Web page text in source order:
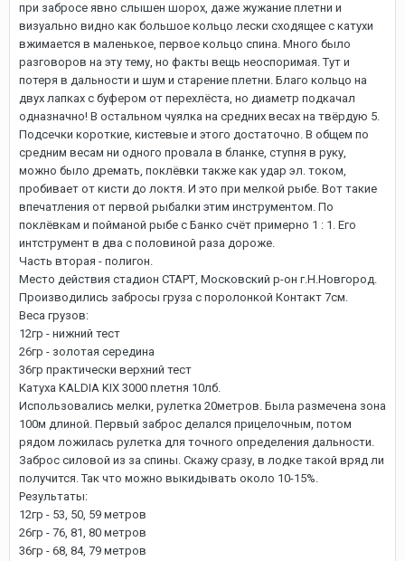
при забросе явно слышен шорох, даже жужание плетни и
визуально видно как большое кольцо лески сходящее с катухи
вжимается в маленькое, первое кольцо спина. Много было
разговоров на эту тему, но факты вещь неоспоримая. Тут и
потеря в дальности и шум и старение плетни. Благо кольцо на
двух лапках с буфером от перехлёста, но диаметр подкачал
одназначно! В остальном чуялка на средних весах на твёрдую 5.
Подсечки короткие, кистевые и этого достаточно. В общем по
средним весам ни одного провала в бланке, ступня в руку,
можно было дремать, поклёвки также как удар эл. током,
пробивает от кисти до локтя. И это при мелкой рыбе. Вот такие
впечатления от первой рыбалки этим инструментом. По
поклёвкам и пойманой рыбе с Банко счёт примерно 1 : 1. Его
интструмент в два с половиной раза дороже.
Часть вторая - полигон.
Место действия стадион СТАРТ, Московский р-он г.Н.Новгород.
Производились забросы груза с поролонкой Контакт 7см.
Веса грузов:
12гр - нижний тест
26гр - золотая середина
36гр практически верхний тест
Катуха KALDIA KIX 3000 плетня 10лб.
Использовались мелки, рулетка 20метров. Была размечена зона
100м длиной. Первый заброс делался прицелочным, потом
рядом ложилась рулетка для точного определения дальности.
Заброс силовой из за спины. Скажу сразу, в лодке такой вряд ли
получится. Так что можно выкидывать около 10-15%.
Результаты:
12гр - 53, 50, 59 метров
26гр - 76, 81, 80 метров
36гр - 68, 84, 79 метров